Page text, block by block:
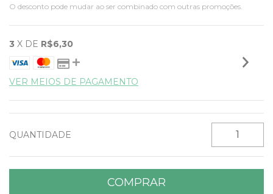
O desconto pode mudar ao ser combinado com outras promoções.
3 X DE R$6,30
VER MEIOS DE PAGAMENTO
QUANTIDADE